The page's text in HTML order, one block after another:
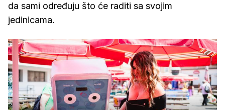
da sami određuju što će raditi sa svojim
jedinicama.